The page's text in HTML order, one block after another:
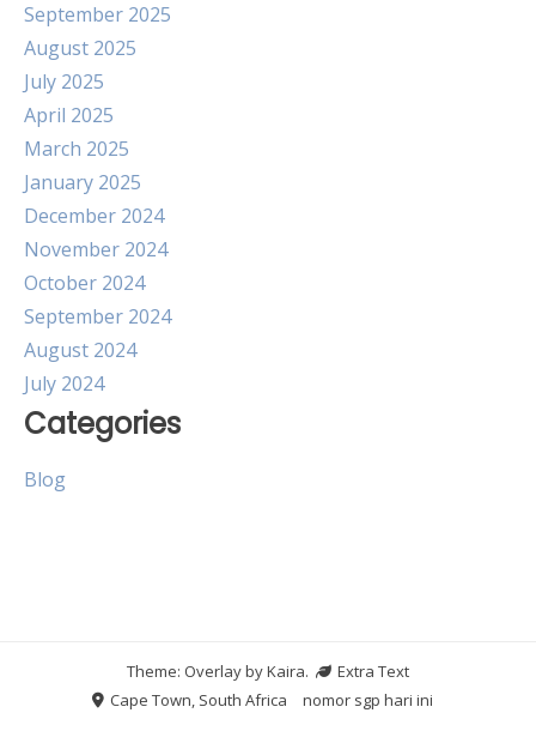
September 2025
August 2025
July 2025
April 2025
March 2025
January 2025
December 2024
November 2024
October 2024
September 2024
August 2024
July 2024
Categories
Blog
Theme: Overlay byKaira.
Extra Text
Cape Town, South Africa
nomor sgp hari ini